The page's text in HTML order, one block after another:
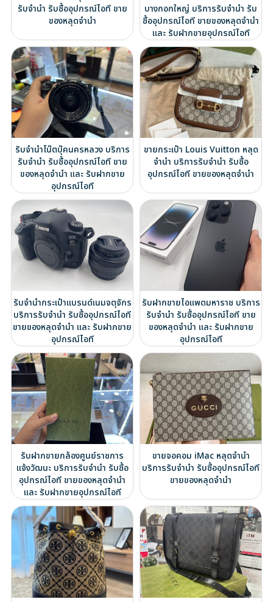
รับจำนำ รับซื้ออุปกรณ์ไอที ขาย
ของหลุดจำนำ
บางกอกใหญ่ บริการรับจำนำ รับ
ซื้ออุปกรณ์ไอที ขายของหลุดจำนำ
และ รับฝากขายอุปกรณ์ไอที
รับจำนำโน๊ตบุ๊คนครหลวง บริการ
รับจำนำ รับซื้ออุปกรณ์ไอที ขาย
ของหลุดจำนำ และ รับฝากขาย
อุปกรณ์ไอที
ขายกระเป๋า Louis Vuitton หลุด
จำนำ บริการรับจำนำ รับซื้อ
อุปกรณ์ไอที ขายของหลุดจำนำ
รับจำนำกระเป๋าแบรนด์เนมจตุจักร
บริการรับจำนำ รับซื้ออุปกรณ์ไอที
ขายของหลุดจำนำ และ รับฝากขาย
อุปกรณ์ไอที
รับฝากขายไอแพดมหาราช บริการ
รับจำนำ รับซื้ออุปกรณ์ไอที ขาย
ของหลุดจำนำ และ รับฝากขาย
อุปกรณ์ไอที
รับฝากขายกล้องศูนย์ราชการ
แจ้งวัฒนะ บริการรับจำนำ รับซื้อ
อุปกรณ์ไอที ขายของหลุดจำนำ
และ รับฝากขายอุปกรณ์ไอที
ขายจอคอม iMac หลุดจำนำ
บริการรับจำนำ รับซื้ออุปกรณ์ไอที
ขายของหลุดจำนำ